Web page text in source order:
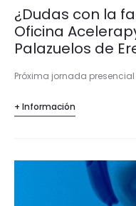
¿Dudas con la
Oficina
Palazuelos de
Próxima jornada
+ Información